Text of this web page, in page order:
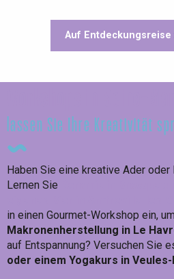
Auf
lassen Sie Ihre Kreativität
Haben Sie eine kreative Ader
Lernen Sie
in einen Gourmet-Workshop ein, um
Makronenherstellung in Le
auf Entspannung? Versuchen Sie
oder einem Yogakurs in